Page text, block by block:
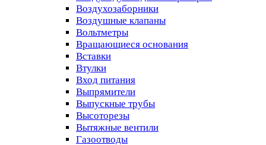
Воздухозаборники
Воздушные клапаны
Вольтметры
Вращающиеся основания
Вставки
Втулки
Вход питания
Выпрямители
Выпускные трубы
Высоторезы
Вытяжные вентили
Газоотводы